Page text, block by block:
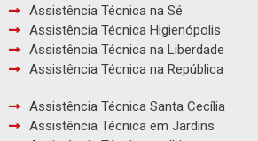
Assistência Técnica na Sé
Assistência Técnica Higienópolis
Assistência Técnica na Liberdade
Assistência Técnica na República
Assistência Técnica Santa Cecília
Assistência Técnica em Jardins